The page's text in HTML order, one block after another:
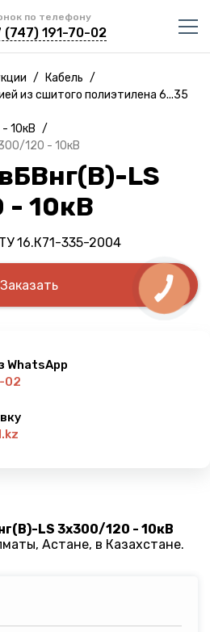
по телефону
(747) 191-70-02
/ Кабель /
из сшитого полиэтилена 6...35
10кВ /
120 - 10кВ
LS
- 10кВ
16.К71-335-2004
Заказать
WhatsApp
02
LS 3х300/120 - 10кВ
Астане, в Казахстане.